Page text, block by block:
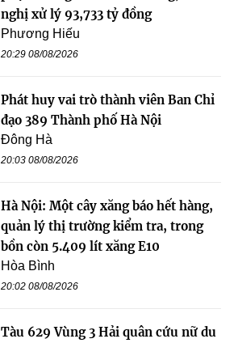
nghị xử lý 93,733 tỷ đồng
Phương Hiếu
20:29 08/08/2026
Phát huy vai trò thành viên Ban Chỉ
đạo 389 Thành phố Hà Nội
Đông Hà
20:03 08/08/2026
Hà Nội: Một cây xăng báo hết hàng,
quản lý thị trường kiểm tra, trong
bồn còn 5.409 lít xăng E10
Hòa Bình
20:02 08/08/2026
Tàu 629 Vùng 3 Hải quân cứu nữ du